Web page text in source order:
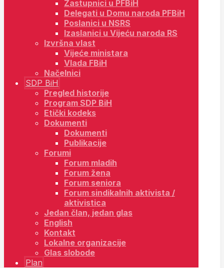
Zastupnici u PFBiH
Delegati u Domu naroda PFBiH
Poslanici u NSRS
Izaslanici u Vijeću naroda RS
Izvršna vlast
Vijeće ministara
Vlada FBiH
Načelnici
SDP BiH
Pregled historije
Program SDP BiH
Etički kodeks
Dokumenti
Dokumenti
Publikacije
Forumi
Forum mladih
Forum žena
Forum seniora
Forum sindikalnih aktivista /
aktivistica
Jedan član, jedan glas
English
Kontakt
Lokalne organizacije
Glas slobode
Plan